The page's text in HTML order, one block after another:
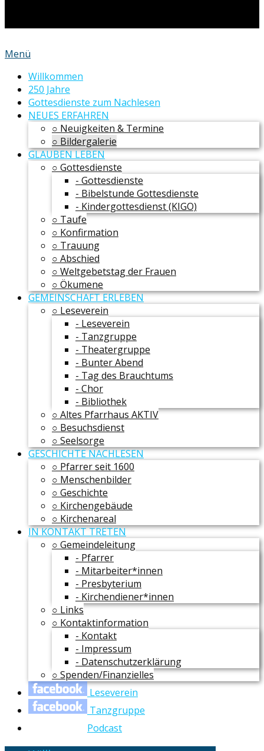
Menü
Willkommen
250 Jahre
Gottesdienste zum Nachlesen
NEUES ERFAHREN
○ Neuigkeiten & Termine
○ Bildergalerie
GLAUBEN LEBEN
○ Gottesdienste
- Gottesdienste
- Bibelstunde Gottesdienste
- Kindergottesdienst (KIGO)
○ Taufe
○ Konfirmation
○ Trauung
○ Abschied
○ Weltgebetstag der Frauen
○ Ökumene
GEMEINSCHAFT ERLEBEN
○ Leseverein
- Leseverein
- Tanzgruppe
- Theatergruppe
- Bunter Abend
- Tag des Brauchtums
- Chor
- Bibliothek
○ Altes Pfarrhaus AKTIV
○ Besuchsdienst
○ Seelsorge
GESCHICHTE NACHLESEN
○ Pfarrer seit 1600
○ Menschenbilder
○ Geschichte
○ Kirchengebäude
○ Kirchenareal
IN KONTAKT TRETEN
○ Gemeindeleitung
- Pfarrer
- Mitarbeiter*innen
- Presbyterium
- Kirchendiener*innen
○ Links
○ Kontaktinformation
- Kontakt
- Impressum
- Datenschutzerklärung
○ Spenden/Finanzielles
Leseverein
Tanzgruppe
Podcast